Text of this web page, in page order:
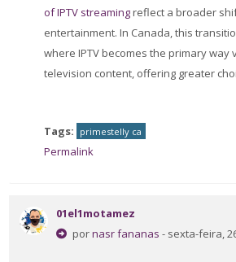
of IPTV streamingreflect a broader
entertainment. In Canada, this
where IPTV becomes the primary way
television content, offering greater
Tags: primestelly ca
Permalink
01el1motamez
pornasr fananas - sexta-feira,